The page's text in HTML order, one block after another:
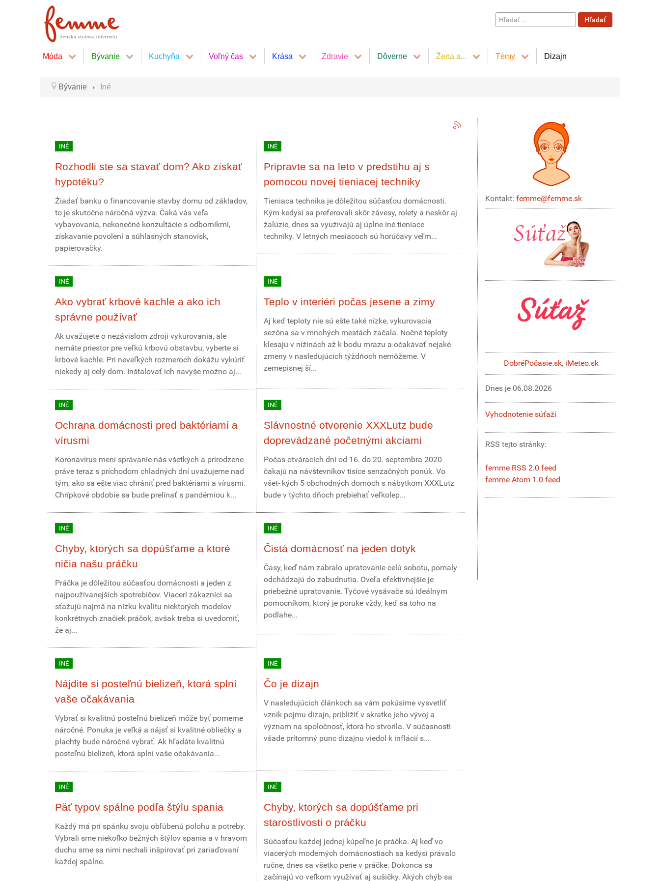
Hľadať
...
Hľadať
Móda Bývanie Kuchyňa Voľný čas Krása Zdravie Dôverne Žena a... Témy Dizajn
Bývanie Iné
INÉ
Rozhodli ste sa stavať dom? Ako získať
hypotéku?
Žiadať banku o financovanie stavby domu od základov,
to je skutočne náročná výzva. Čaká vás veľa
vybavovania, nekonečné konzultácie s odborníkmi,
získavanie povolení a súhlasných stanovísk,
papierovačky.
INÉ
Pripravte sa na leto v predstihu aj s
pomocou novej tieniacej techniky
Tieniaca technika je dôležitou súčasťou domácnosti.
Kým kedysi sa preferovali skôr závesy, rolety a neskôr aj
žalúzie, dnes sa využívajú aj úplne iné tieniace
techniky. V letných mesiacoch sú horúčavy veľm...
INÉ
Ako vybrať krbové kachle a ako ich
správne používať
Ak uvažujete o nezávislom zdroji vykurovania, ale
nemáte priestor pre veľkú krbovú obstavbu, vyberte si
krbové kachle. Pri neveľkých rozmeroch dokážu vykúriť
niekedy aj celý dom. Inštalovať ich navyše možno aj...
INÉ
Teplo v interiéri počas jesene a zimy
Aj keď teploty nie sú ešte také nízke, vykurovacia
sezóna sa v mnohých mestách začala. Nočné teploty
klesajú v nížinách až k bodu mrazu a očakávať nejaké
zmeny v nasledujúcich týždňoch nemôžeme. V
zemepisnej ší...
INÉ
Ochrana domácnosti pred baktériami a
vírusmi
Koronavírus mení správanie nás všetkých a prirodzene
práve teraz s príchodom chladných dní uvažujeme nad
tým, ako sa ešte viac chrániť pred baktériami a vírusmi.
Chrípkové obdobie sa bude prelínať s pandémiou k...
INÉ
Slávnostné otvorenie XXXLutz bude
doprevádzané početnými akciami
Počas otváracích dní od 16. do 20. septembra 2020
čakajú na návštevníkov tisíce senzačných ponúk. Vo
všet- kých 5 obchodných domoch s nábytkom XXXLutz
bude v týchto dňoch prebiehať veľkolep...
INÉ
Chyby, ktorých sa dopúšťame a ktoré
ničia našu práčku
Práčka je dôležitou súčasťou domácnosti a jeden z
najpoužívanejších spotrebičov. Viacerí zákazníci sa
sťažujú najmä na nízku kvalitu niektorých modelov
konkrétnych značiek práčok, avšak treba si uvedomiť,
že aj...
INÉ
Čistá domácnosť na jeden dotyk
Časy, keď nám zabralo upratovanie celú sobotu, pomaly
odchádzajú do zabudnutia. Oveľa efektívnejšie je
priebežné upratovanie. Tyčové vysávače sú ideálnym
pomocníkom, ktorý je poruke vždy, keď sa toho na
podlahe...
INÉ
Nájdite si posteľnú bielizeň, ktorá splní
vaše očakávania
Vybrať si kvalitnú posteľnú bielizeň môže byť pomerne
náročné. Ponuka je veľká a nájsť si kvalitné obliečky a
plachty bude náročné vybrať. Ak hľadáte kvalitnú
posteľnú bielizeň, ktorá splní vaše očakávania...
INÉ
Čo je dizajn
V nasledujúcich článkoch sa vám pokúsime vysvetliť
vznik pojmu dizajn, priblížiť v skratke jeho vývoj a
význam na spoločnosť, ktorá ho stvorila. V súčasnosti
všade prítomný punc dizajnu viedol k inflácií s...
INÉ
Päť typov spálne podľa štýlu spania
Každý má pri spánku svoju obľúbenú polohu a potreby.
Vybrali sme niekoľko bežných štýlov spania a v hravom
duchu sme sa nimi nechali inšpirovať pri zariaďovaní
každej spálne.
INÉ
Chyby, ktorých sa dopúšťame pri
starostlivosti o práčku
Súčasťou každej jednej kúpeľne je práčka. Aj keď vo
viacerých moderných domácnostiach sa kedysi právalo
ručne, dnes sa všetko perie v práčke. Dokonca sa
začínajú vo veľkom využívať aj sušičky. Akých chýb sa
Kontakt: femme@femme.sk
DobréPočasie.sk, iMeteo.sk
Dnes je 06.08.2026
Vyhodnotenie súťaží
RSS tejto stránky:
femme RSS 2.0 feed
femme Atom 1.0 feed